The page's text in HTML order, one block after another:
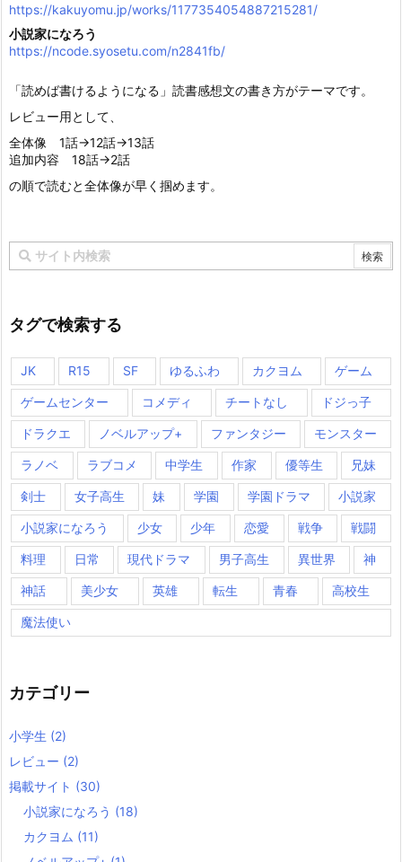
https://kakuyomu.jp/works/1177354054887215281/
小説家になろう
https://ncode.syosetu.com/n2841fb/
「読めば書けるようになる」読書感想文の書き方がテーマです。
レビュー用として、
全体像 1話→12話→13話
追加内容 18話→2話
の順で読むと全体像が早く掴めます。
タグで検索する
JK R15 SF ゆるふわ カクヨム ゲーム
ゲームセンター コメディ チートなし ドジっ子
ドラクエ ノベルアップ+ ファンタジー モンスター
ラノベ ラブコメ 中学生 作家 優等生 兄妹
剣士 女子高生 妹 学園 学園ドラマ 小説家
小説家になろう 少女 少年 恋愛 戦争 戦闘
料理 日常 現代ドラマ 男子高生 異世界 神
神話 美少女 英雄 転生 青春 高校生
魔法使い
カテゴリー
小学生 (2)
レビュー (2)
掲載サイト (30)
小説家になろう (18)
カクヨム (11)